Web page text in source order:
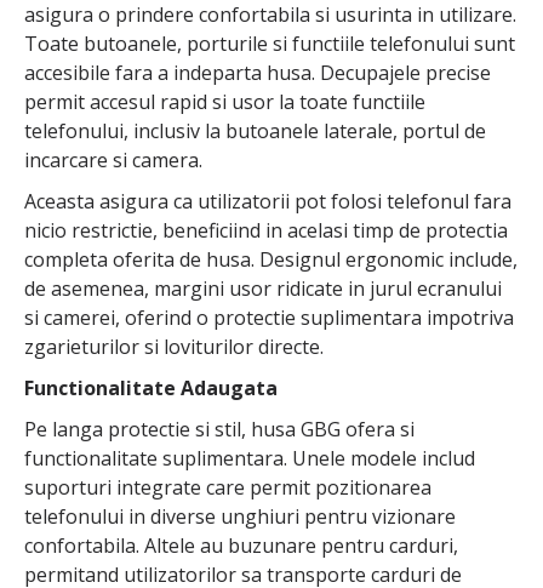
asigura o prindere confortabila si usurinta in utilizare.
Toate butoanele, porturile si functiile telefonului sunt
accesibile fara a indeparta husa. Decupajele precise
permit accesul rapid si usor la toate functiile
telefonului, inclusiv la butoanele laterale, portul de
incarcare si camera.
Aceasta asigura ca utilizatorii pot folosi telefonul fara
nicio restrictie, beneficiind in acelasi timp de protectia
completa oferita de husa. Designul ergonomic include,
de asemenea, margini usor ridicate in jurul ecranului
si camerei, oferind o protectie suplimentara impotriva
zgarieturilor si loviturilor directe.
Functionalitate Adaugata
Pe langa protectie si stil, husa GBG ofera si
functionalitate suplimentara. Unele modele includ
suporturi integrate care permit pozitionarea
telefonului in diverse unghiuri pentru vizionare
confortabila. Altele au buzunare pentru carduri,
permitand utilizatorilor sa transporte carduri de